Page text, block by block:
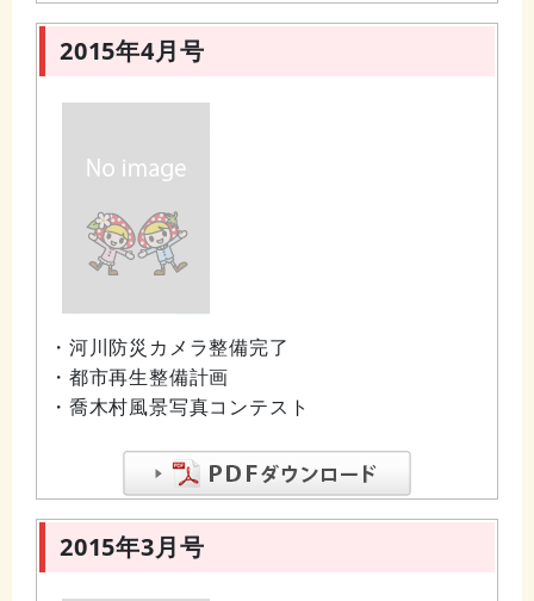
2015年4月号
・河川防災カメラ整備完了
・都市再生整備計画
・喬木村風景写真コンテスト
2015年3月号